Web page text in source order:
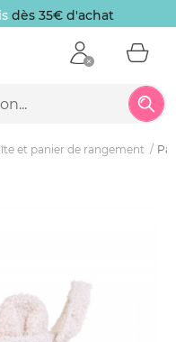
dès 35€ d'achat
et panier de rangement